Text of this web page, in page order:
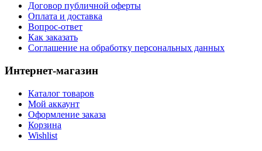
Договор публичной оферты
Оплата и доставка
Вопрос-ответ
Как заказать
Соглашение на обработку персональных данных
Интернет-магазин
Каталог товаров
Мой аккаунт
Оформление заказа
Корзина
Wishlist